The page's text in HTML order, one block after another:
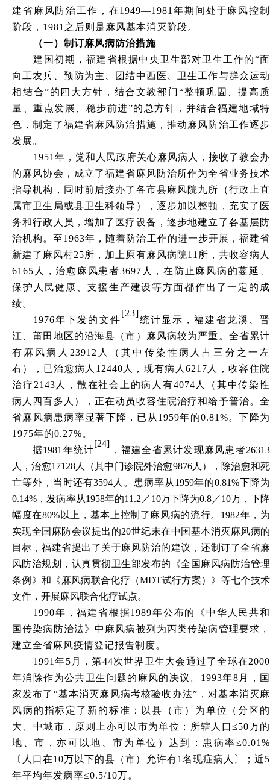
建省麻风防治工作，在1949—1981年期间处于麻风控制
阶段，1981之后则是麻风基本消灭阶段。
（一） 制订麻风病防治措施
建国初期，福建省根据中央卫生部对卫生工作的“面
向工农兵、预防为主、团结中西医、卫生工作与群众运动
相结合”的四大方针，结合文教部门“整顿巩固、提高质
量、重点发展、稳步前进”的总方针，并结合福建地域特
色，制定了福建省麻风防治措施，推动麻风防治工作逐步
发展。
1951年，党和人民政府关心麻风病人，接收了教会办
的麻风协会，成立了福建省麻风防治所作为全省业务技术
指导机构，同时前后接办了各市县麻风院九所（行政上直
属市卫生局或县卫生科领导），逐步加以整顿，充实了医
务和行政人员，增加了医疗设备，逐步地建立了各基层防
治机构。至1963年，随着防治工作的进一步开展，福建省
新建了麻风村25所，加上原有麻风病院11所，共收容病人
6165人，治愈麻风患者3697人，在防止麻风病的蔓延、
保护人民健康、支援生产建设等方面都作出了一定的成
绩。
1976年下发的文件
[23]
统计显示，福建省龙溪、晋
江、莆田地区的沿海县（市）麻风病较为严重。全省累计
有麻风病人 23912人（其中传染性病人占三分之一左
右），已治愈病人12440人，现有病人6217人，收容住院
治疗2143人，散在社会上的病人有4074人（其中传染性
病人四百多人），正在动员收容住院治疗和给予普治。全
省麻风病患病率显著下降，已从1959年的0.81%。下降为
1975年的0.27%。
据1981年统计
[24]
，福建全省累计发现麻风患者26313
人，治愈17128人（其中门诊院外治愈9876人），除治愈和死
亡等外，当时还有3594人。患病率从1959年的0.81%下降为
0.14%，发病率从1958年的11.2／10万下降为0.8／10万，下降
幅度在80%以上，基本上控制了麻风病的流行。1982年，为
实现全国麻防会议提出的20世纪末在中国基本消灭麻风病的
目标，福建省提出了关于麻风防治的建议，还制订了全省麻
风防治规划，认真贯彻卫生部发布的《全国麻风病防治管理
条例》和《麻风病联合化疗（MDT试行方案）》等七个技术
文件，开展麻风联合化疗试点。
1990年，福建省根据1989年公布的《中华人民共和
国传染病防治法》中麻风病被列为丙类传染病管理要求，
建立全省麻风疫情登记报告制度。
1991年5月，第44次世界卫生大会通过了全球在2000
年消除作为公共卫生问题的麻风的决议。1993年8月，国
家发布了“基本消灭麻风病考核验收办法”，对基本消灭麻
风病的指标定了新的标准：以县（市）为单位（分区的
大、中城市，原则上亦可以市为单位；所辖人口≤50万的
地、市，亦可以地、市为单位）达到：患病率≤0.01%
〔人口在10万以下的县（市）允许有1名现症病人〕；近5
年平均年发病率≤0.5/10万。